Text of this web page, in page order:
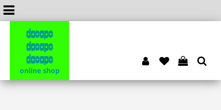
dacapo
dacapo
dacapo
online shop